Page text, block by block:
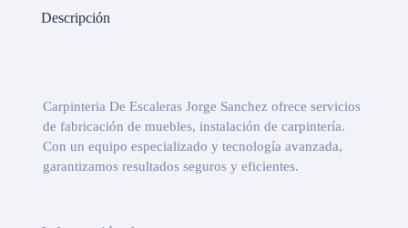
Descripción
Carpinteria De Escaleras Jorge Sanchez ofrece servicios
de fabricación de muebles, instalación de carpintería.
Con un equipo especializado y tecnología avanzada,
garantizamos resultados seguros y eficientes.